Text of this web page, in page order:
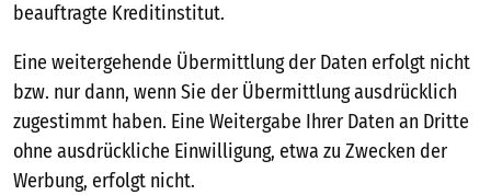
beauftragte Kreditinstitut.
Eine weitergehende Übermittlung der Daten erfolgt nicht
bzw. nur dann, wenn Sie der Übermittlung ausdrücklich
zugestimmt haben. Eine Weitergabe Ihrer Daten an Dritte
ohne ausdrückliche Einwilligung, etwa zu Zwecken der
Werbung, erfolgt nicht.